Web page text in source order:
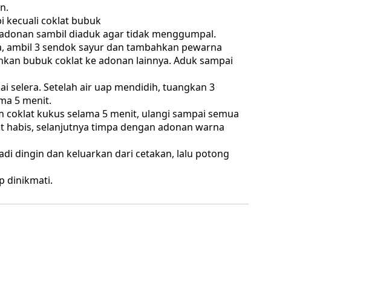
kecuali coklat bubuk
sambil diaduk agar tidak menggumpal.
ambil 3 sendok sayur dan tambahkan pewarna
bubuk coklat ke adonan lainnya. Aduk sampai
selera. Setelah air uap mendidih, tuangkan 3
5 menit.
kukus selama 5 menit, ulangi sampai semua
selanjutnya timpa dengan adonan warna
dingin dan keluarkan dari cetakan, lalu potong
dinikmati.